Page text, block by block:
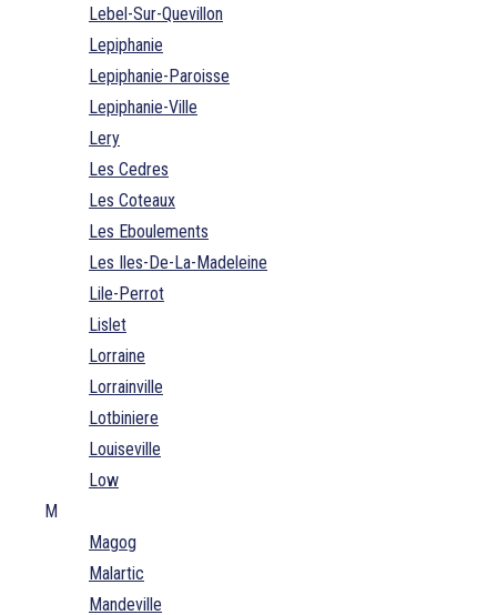
Lebel-Sur-Quevillon
Lepiphanie
Lepiphanie-Paroisse
Lepiphanie-Ville
Lery
Les Cedres
Les Coteaux
Les Eboulements
Les Iles-De-La-Madeleine
Lile-Perrot
Lislet
Lorraine
Lorrainville
Lotbiniere
Louiseville
Low
M
Magog
Malartic
Mandeville